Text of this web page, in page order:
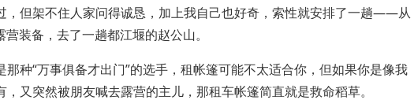
，但架不住人家问得诚恳，加上我自己也好奇，索性就安排了一趟——从
装备，去了一趟都江堰的赵公山。
种“万事俱备才出门”的选手，租帐篷可能不太适合你，但如果你是像我
又突然被朋友喊去露营的主儿，那租车帐篷简直就是救命稻草。